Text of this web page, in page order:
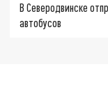
В Северодвинске
автобусов